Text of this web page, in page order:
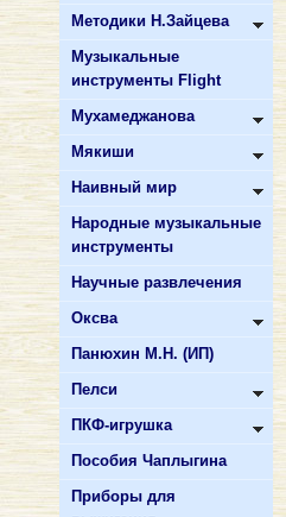
Методики Н.Зайцева
Музыкальные
инструменты Flight
Мухамеджанова
Мякиши
Наивный мир
Народные музыкальные
инструменты
Научные развлечения
Оксва
Панюхин М.Н. (ИП)
Пелси
ПКФ-игрушка
Пособия Чаплыгина
Приборы для